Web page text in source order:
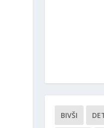
BIVŠI